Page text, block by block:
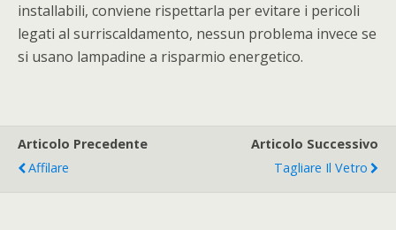
installabili, conviene rispettarla per evitare i pericoli
legati al surriscaldamento, nessun problema invece se
si usano lampadine a risparmio energetico.
Articolo Precedente
Affilare
Articolo Successivo
Tagliare Il Vetro